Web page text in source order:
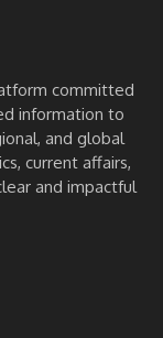
committed
information to
and global
current affairs,
and impactful